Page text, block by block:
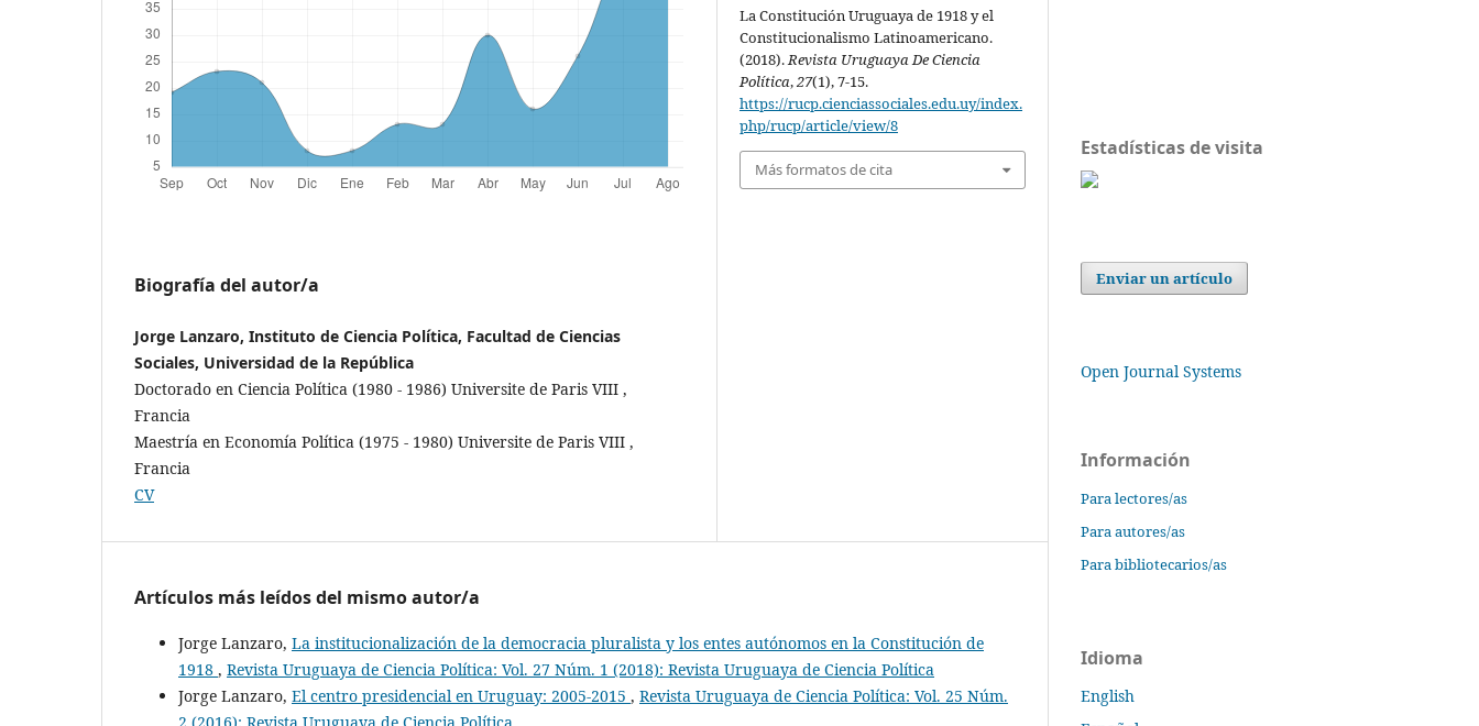
Biografía del autor/a
Jorge Lanzaro, Instituto de Ciencia Política, Facultad de Ciencias
Sociales, Universidad de la República
Doctorado en Ciencia Política (1980 - 1986) Universite de Paris VIII ,
Francia
Maestría en Economía Política (1975 - 1980) Universite de Paris VIII ,
Francia
CV
La Constitución Uruguaya de 1918 y el
Constitucionalismo Latinoamericano.
(2018).Revista Uruguaya De Ciencia
Política,27(1), 7-15.
https://rucp.cienciassociales.edu.uy/index.
php/rucp/article/view/8
Más formatos de cita
Artículos más leídos del mismo autor/a
Jorge Lanzaro, La institucionalización de la democracia pluralista y los entes autónomos en la Constitución de
1918 , Revista Uruguaya de Ciencia Política: Vol. 27 Núm. 1 (2018): Revista Uruguaya de Ciencia Política
Jorge Lanzaro, El centro presidencial en Uruguay: 2005-2015 , Revista Uruguaya de Ciencia Política: Vol. 25 Núm.
Estadísticas de visita
Enviar un artículo
Open Journal Systems
Información
Para lectores/as
Para autores/as
Para bibliotecarios/as
Idioma
English